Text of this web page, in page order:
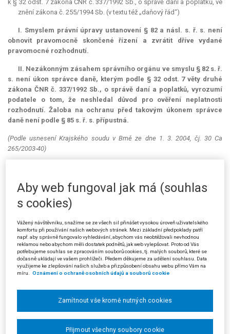
k § 32 odst. 7 zákona ČNR č. 337/1992 Sb., o správě daní a poplatků, ve
znění zákona č. 255/1994 Sb. (v textu též „daňový řád“)
I. Smyslem právní úpravy ustanovení § 82 a násl. s. ř. s. není
obnovit pravomocně skončené řízení a zvrátit dříve vydané
pravomocné rozhodnutí.
II. Nezákonným zásahem správního orgánu ve smyslu § 82 s. ř.
s. není úkon správce daně, kterým podle § 32 odst. 7 věty druhé
zákona ČNR č. 337/1992 Sb., o správě daní a poplatků, vyrozumí
podatele o tom, že neshledal důvod pro ověření neplatnosti
rozhodnutí. Žaloba na ochranu před takovým úkonem správce
daně není podle § 85 s. ř. s. přípustná.
(Podle usnesení Krajského soudu v Brně ze dne 1. 3. 2004, čj. 30 Ca
265/2003-40)
Žalobou podanou dne 18. 8. 2003 u Krajského soudu v Brně se
žalobce domáhal ochrany před nezákonným zásahem Finančního úřadu
podmínek osvědčení neplatnosti rozhodnutí – platebního výměru ze
dne 25. 2. 1999, ačkoliv žalobce k tomu žalovaného vyzval žádostí ze
dne 17. 6. 2003 o ověření neplatnosti rozhodnutí postupem podle
ustanovení § 32 odst. 7 daňového řádu. Žádost vyřídil žalovaný přípisem
ze dne 16. 7.2 003 tak, že ji shledal neoprávněnou. Žalobce proto navrhl
soudu, aby žalovanému zakázal pokračovat v porušování jeho práv a
ř. s. ve spojení s ustanovením § 85 s. ř. s.
Aby web fungoval jak má (souhlas
s cookies)
Vážený návštěvníku, snažíme se ze všech sil přinášet vysokou úroveň uživatelského
komfortu při používání našich webových stránek. Mezi základní předpoklady patří
např. aby správně fungovalo vyhledávání, abychom vás neobtěžovali nevhodnou
reklamou nebo abychom měli dostatek podnětů, jak web vylepšovat. Proto od Vás
potřebujeme souhlas se zpracováním souborů cookies, tj. malých souborů, které se
dočasně ukládají ve vašem prohlížeči. Předem děkujeme za udělení souhlasu. Data
využijeme ke zlepšování našich služeb a přizpůsobení obsahu webu přímo Vám na
míru.
Oznámení o ochraně osobních údajů a souborů cookie
Zamítnout vše kromě nutných cookies
Přijmout všechny soubory cookie